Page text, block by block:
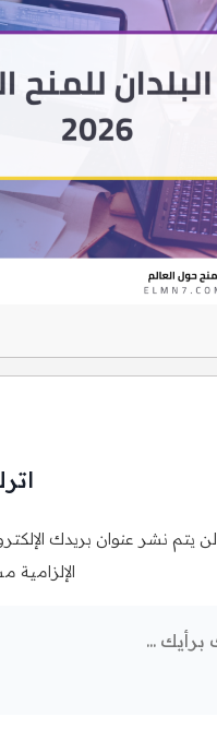
لن يتم نشر عنوان بريدك
الإلزامية